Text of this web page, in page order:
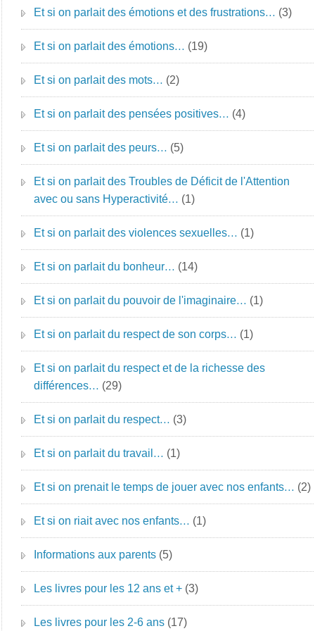
Et si on parlait des émotions et des frustrations… (3)
Et si on parlait des émotions… (19)
Et si on parlait des mots… (2)
Et si on parlait des pensées positives… (4)
Et si on parlait des peurs… (5)
Et si on parlait des Troubles de Déficit de l'Attention
avec ou sans Hyperactivité… (1)
Et si on parlait des violences sexuelles… (1)
Et si on parlait du bonheur… (14)
Et si on parlait du pouvoir de l'imaginaire… (1)
Et si on parlait du respect de son corps… (1)
Et si on parlait du respect et de la richesse des
différences… (29)
Et si on parlait du respect… (3)
Et si on parlait du travail… (1)
Et si on prenait le temps de jouer avec nos enfants… (2)
Et si on riait avec nos enfants… (1)
Informations aux parents (5)
Les livres pour les 12 ans et + (3)
Les livres pour les 2-6 ans (17)